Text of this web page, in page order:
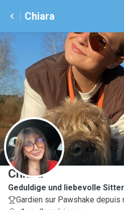
Chiara
C
Chiara
Geduldige und liebevolle
Gardien sur Pawshake depuis